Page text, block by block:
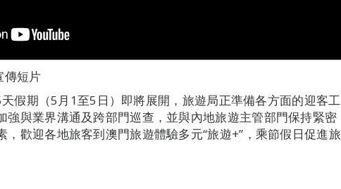
傳短片
天假期（5月1至5日）即將展開，旅遊局正準備各方面的迎客工
強與業界溝通及跨部門巡查，並與內地旅遊主管部門保持緊密
，歡迎各地旅客到澳門旅遊體驗多元“旅遊+”，乘節假日促進旅